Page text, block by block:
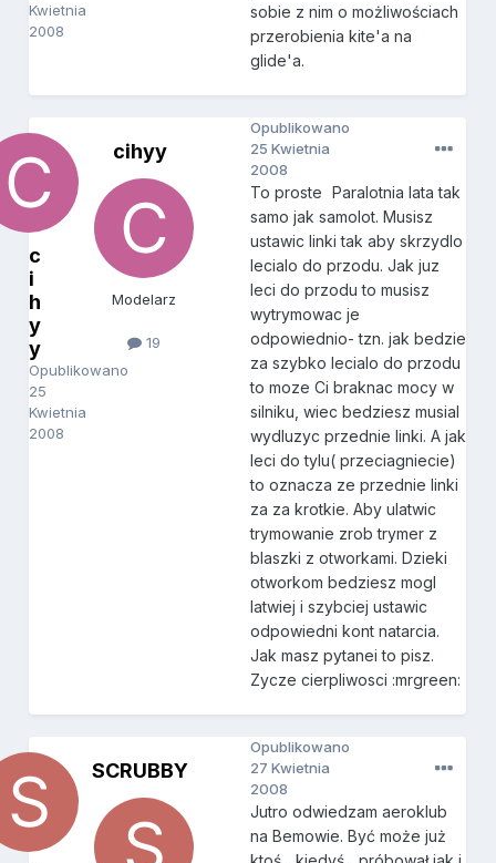
Kwietnia
2008
sobie z nim o możliwościach
przerobienia kite'a na
glide'a.
c
i
h
y
y
Opublikowano
25
Kwietnia
2008
cihyy
Modelarz
19
Opublikowano
25 Kwietnia
2008
To proste Paralotnia lata tak
samo jak samolot. Musisz
ustawic linki tak aby skrzydlo
lecialo do przodu. Jak juz
leci do przodu to musisz
wytrymowac je
odpowiednio- tzn. jak bedzie
za szybko lecialo do przodu
to moze Ci braknac mocy w
silniku, wiec bedziesz musial
wydluzyc przednie linki. A jak
leci do tylu( przeciagniecie)
to oznacza ze przednie linki
za za krotkie. Aby ulatwic
trymowanie zrob trymer z
blaszki z otworkami. Dzieki
otworkom bedziesz mogl
latwiej i szybciej ustawic
odpowiedni kont natarcia.
Jak masz pytanei to pisz.
Zycze cierpliwosci :mrgreen:
SCRUBBY
Opublikowano
27 Kwietnia
2008
Jutro odwiedzam aeroklub
na Bemowie. Być może już